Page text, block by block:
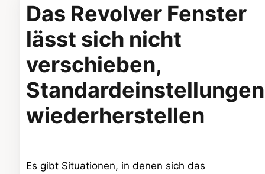
Das Revolver Fenster
lässt sich nicht
verschieben,
Standardeinstellungen
wiederherstellen
Es gibt Situationen, in denen sich das